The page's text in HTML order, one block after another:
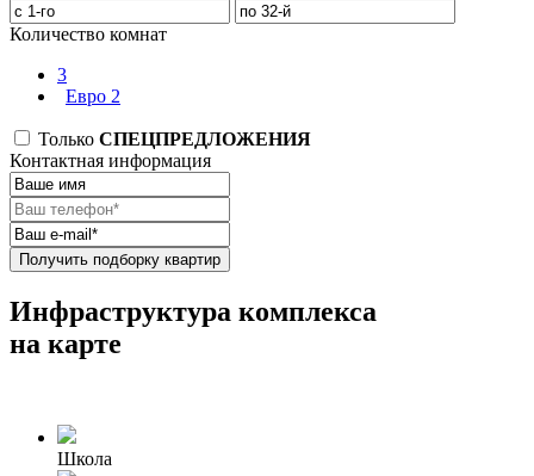
Количество комнат
3
Евро 2
Только СПЕЦПРЕДЛОЖЕНИЯ
Контактная информация
Получить подборку квартир
Инфраструктура комплекса
на карте
Школа